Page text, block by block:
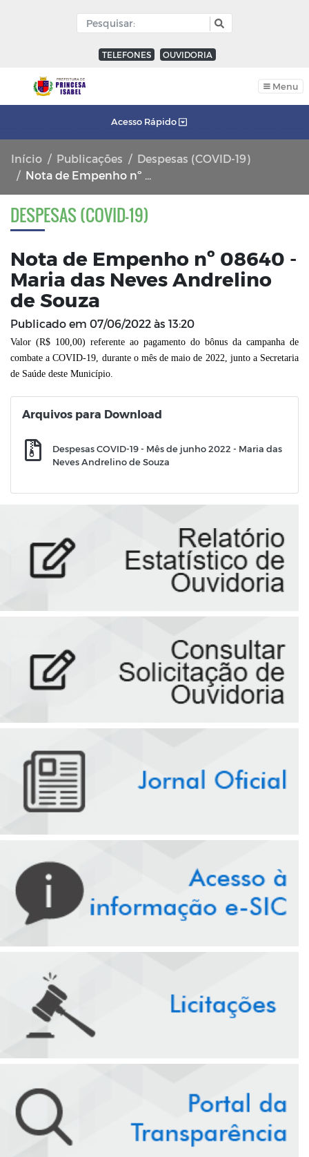
TELEFONES OUVIDORIA
Menu
Acesso Rápido
Início Publicações
Despesas (COVID-19)
Nota de Empenho nº 08640 - Maria das Neves Andrelino de Souza
DESPESAS (COVID-19)
Nota de Empenho nº 08640 -
Maria das Neves Andrelino
de Souza
Publicado em 07/06/2022 às 13:20
Valor (R$ 100,00) referente ao pagamento do bônus da campanha de
combate a COVID-19, durante o mês de maio de 2022, junto a Secretaria
de Saúde deste Município.
Arquivos para Download
Despesas COVID-19 - Mês de junho 2022 - Maria das
Neves Andrelino de Souza